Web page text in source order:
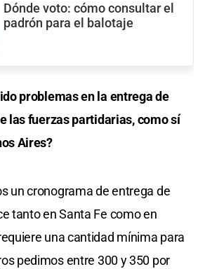
Dónde voto: cómo consultar el
padrón para el balotaje
problemas en la entrega de
las fuerzas partidarias, como sí
Aires?
un cronograma de entrega de
tanto en Santa Fe como en
una cantidad mínima para
pedimos entre 300 y 350 por